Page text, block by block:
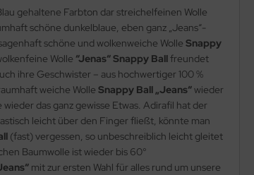
gehaltene Farbton dar streichelfeinen Wolle
schöne dunkelblaue, eben ganz „Jeans“-
schöne und wolkenweiche Wolle Snappy
Wolle “Jenas“ Snappy Ballfreundet
ihre Geschwister – aus hochwertiger 100 %
weiche Wolle Snappy Ball „Jeans“wieder
das ganz gewisse Etwas. Adirafil hat der
leicht über den Finger fließt, könnte man
(fast) vergessen, so unbeschreiblich leicht gleitet
Baumwolle ist wieder bis 60°
mit zur ersten Wahl für alles rund um unsere